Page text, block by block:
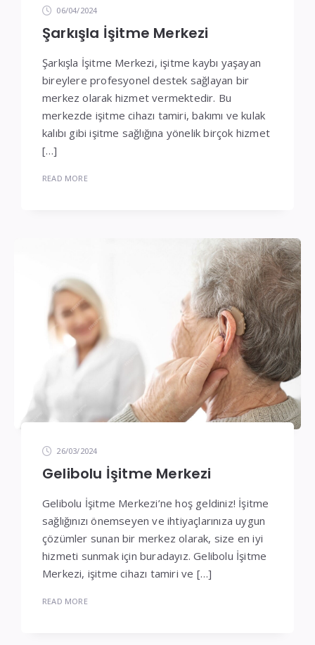
06/04/2024
Şarkışla İşitme Merkezi
Şarkışla İşitme Merkezi, işitme kaybı yaşayan
bireylere profesyonel destek sağlayan bir
merkez olarak hizmet vermektedir. Bu
merkezde işitme cihazı tamiri, bakımı ve kulak
kalıbı gibi işitme sağlığına yönelik birçok hizmet
[…]
READ MORE
26/03/2024
Gelibolu İşitme Merkezi
Gelibolu İşitme Merkezi’ne hoş geldiniz! İşitme
sağlığınızı önemseyen ve ihtiyaçlarınıza uygun
çözümler sunan bir merkez olarak, size en iyi
hizmeti sunmak için buradayız. Gelibolu İşitme
Merkezi, işitme cihazı tamiri ve […]
READ MORE